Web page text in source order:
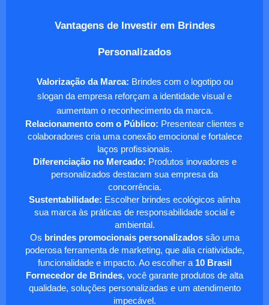
Vantagens de Investir em Brindes
Personalizados
Valorização da Marca: Brindes com o logotipo ou
slogan da empresa reforçam a identidade visual e
aumentam o reconhecimento da marca.
Relacionamento com o Público: Presentear clientes e
colaboradores cria uma conexão emocional e fortalece
laços profissionais.
Diferenciação no Mercado: Produtos inovadores e
personalizados destacam sua empresa da
concorrência.
Sustentabilidade: Escolher brindes ecológicos alinha
sua marca às práticas de responsabilidade social e
ambiental.
Os brindes promocionais personalizadossão uma
poderosa ferramenta de marketing, que alia criatividade,
funcionalidade e impacto. Ao escolher a 10 Brasil
Fornecedor de Brindes, você garante produtos de alta
qualidade, soluções personalizadas e um atendimento
impecável.